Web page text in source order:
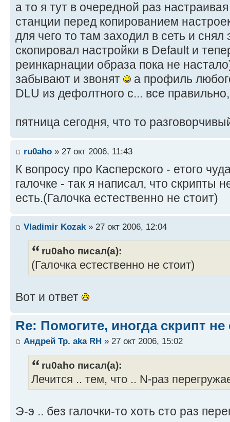
а то я тут в очередной раз
станции перед копированием
для чего то там заходил в сеть и снял
скопировал настройки в Default и
реинкарнации образа пока не
забывают и звонят
а профиль
DLU из дефолтного с... все
пятница сегодня, что то
ru0aho » 27 окт 2006, 11:43
К вопросу про Касперского - етого
галочке - так я написал, что скрипты
есть.(Галочка естественно не стоит)
Vladimir Kozak» 27 окт 2006, 12:04
ru0aho писал(а):
(Галочка естественно не стоит)
Вот и ответ
Re: Помогите, иногда скрипт
Андрей Тр. aka RH » 27 окт 2006, 15:02
ru0aho писал(а):
Лечится .. тем, что .. N-раз
Э-э .. без галочки-то хоть сто раз